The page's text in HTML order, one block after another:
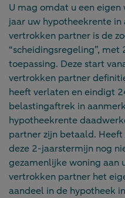
U mag omdat u een
jaar uw hypotheekrente
vertrokken partner is de
“scheidingsregeling”,
toepassing. Deze start
vertrokken partner
heeft verlaten en eindigt
belastingaftrek in
hypotheekrente
partner zijn betaald.
deze 2-jaarstermijn nog
gezamenlijke woning aan
vertrokken partner het
aandeel in de hypotheek